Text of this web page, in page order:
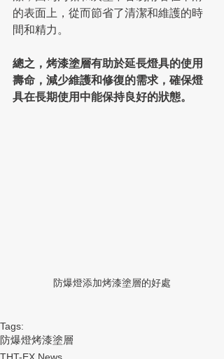
的表面上，從而節省了清潔和維護的時
間和精力。
總之，烤漆塗層有助於延長燈具的使用
壽命，減少維護和修復的需求，確保燈
具在長期使用中能保持良好的狀態。
防爆燈添加烤漆塗層的好處
Tags:
防爆燈烤漆塗層
THT-EX News